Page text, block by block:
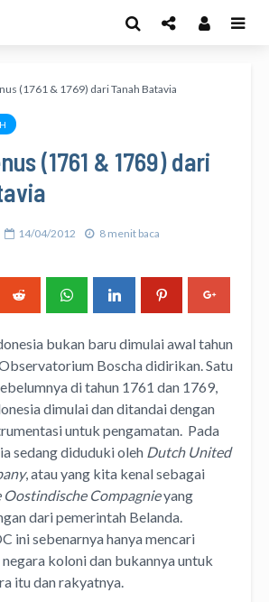
(1761 & 1769) dari Tanah Batavia
(1761 & 1769) dari
14/04/2012 8 menit baca
bukan baru dimulai awal tahun
Boscha didirikan. Satu
di tahun 1761 dan 1769,
dimulai dan ditandai dengan
untuk pengamatan. Pada
sedang diduduki oleh Dutch United
, atau yang kita kenal sebagai
Oostindische Compagnieyang
dari pemerintah Belanda.
ini sebenarnya hanya mencari
koloni dan bukannya untuk
itu dan rakyatnya.